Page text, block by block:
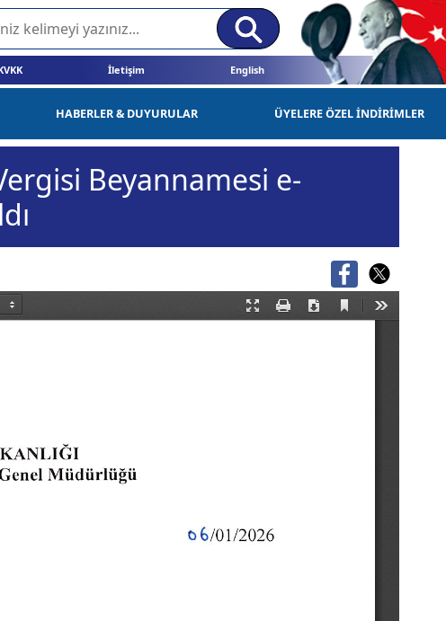
İletişim English
HABERLER & DUYURULAR ÜYELERE ÖZEL İNDİRİMLER
Beyannamesi e-